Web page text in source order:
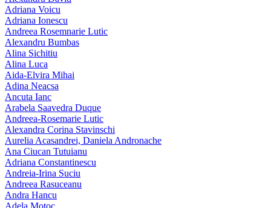
Adriana Voicu
Adriana Ionescu
Andreea Rosemnarie Lutic
Alexandru Bumbas
Alina Sichitiu
Alina Luca
Aida-Elvira Mihai
Adina Neacsa
Ancuta Ianc
Arabela Saavedra Duque
Andreea-Rosemarie Lutic
Alexandra Corina Stavinschi
Aurelia Acasandrei, Daniela Andronache
Ana Ciucan Tutuianu
Adriana Constantinescu
Andreia-Irina Suciu
Andreea Rasuceanu
Andra Hancu
Adela Motoc